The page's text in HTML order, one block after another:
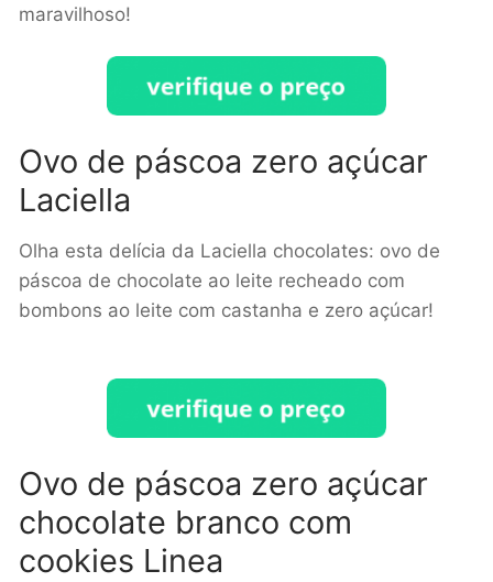
maravilhoso!
Ovo de páscoa zero açúcar
Laciella
Olha esta delícia da Laciella chocolates: ovo de
páscoa de chocolate ao leite recheado com
bombons ao leite com castanha e zero açúcar!
Ovo de páscoa zero açúcar
chocolate branco com
cookies Linea